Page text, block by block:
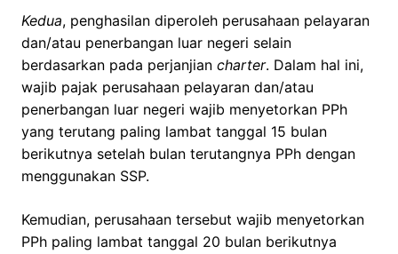
Kedua, penghasilan diperoleh perusahaan pelayaran
dan/atau penerbangan luar negeri selain
berdasarkan pada perjanjian charter. Dalam hal ini,
wajib pajak perusahaan pelayaran dan/atau
penerbangan luar negeri wajib menyetorkan PPh
yang terutang paling lambat tanggal 15 bulan
berikutnya setelah bulan terutangnya PPh dengan
menggunakan SSP.
Kemudian, perusahaan tersebut wajib menyetorkan
PPh paling lambat tanggal 20 bulan berikutnya